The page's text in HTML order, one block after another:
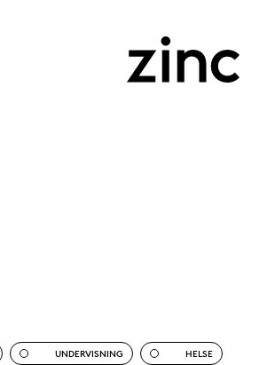
UNDERVISNING HELSE